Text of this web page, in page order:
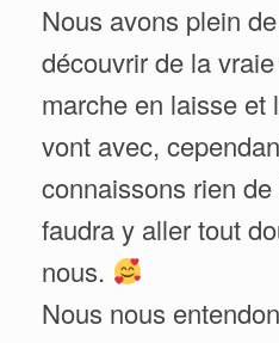
Nous avons plein
découvrir de la
marche en laisse et
vont avec,
connaissons rien de
faudra y aller tout
nous.
Nous nous